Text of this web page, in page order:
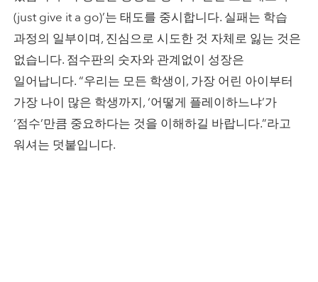
(just give it a go)’는 태도를 중시합니다. 실패는 학습
과정의 일부이며, 진심으로 시도한 것 자체로 잃는 것은
없습니다. 점수판의 숫자와 관계없이 성장은
일어납니다. “우리는 모든 학생이, 가장 어린 아이부터
가장 나이 많은 학생까지, ‘어떻게 플레이하느냐’가
‘점수’만큼 중요하다는 것을 이해하길 바랍니다.”라고
워셔는 덧붙입니다.